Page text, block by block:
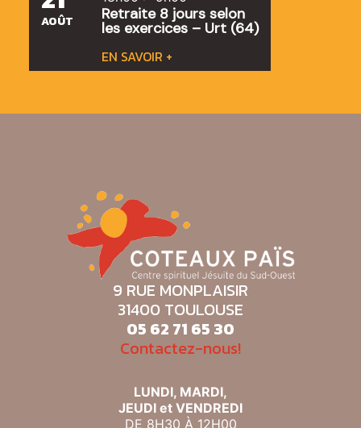
AOÛT Retraite 8 jours selon
les exercices – Urt (64)
EN SAVOIR +
9 RUE MONPLAISIR
31400 TOULOUSE
05 62 71 65 30
Contactez-nous!
LUNDI, MARDI,
JEUDI et VENDREDI
DE 8H30 À 12H00